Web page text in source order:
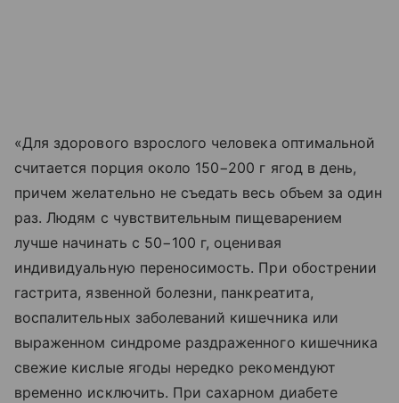
«Для здорового взрослого человека оптимальной
считается порция около 150−200 г ягод в день,
причем желательно не съедать весь объем за один
раз. Людям с чувствительным пищеварением
лучше начинать с 50−100 г, оценивая
индивидуальную переносимость. При обострении
гастрита, язвенной болезни, панкреатита,
воспалительных заболеваний кишечника или
выраженном синдроме раздраженного кишечника
свежие кислые ягоды нередко рекомендуют
временно исключить. При сахарном диабете